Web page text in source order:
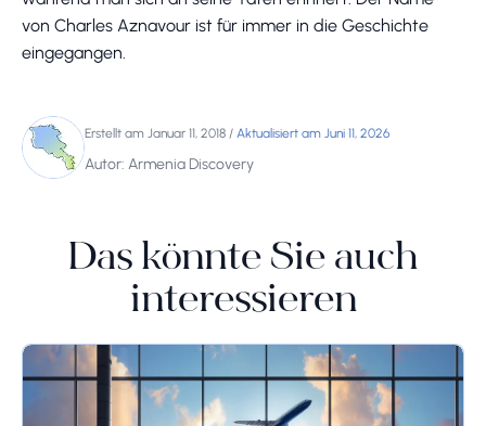
von Charles Aznavour ist für immer in die Geschichte
eingegangen.
Erstellt am Januar 11, 2018 / Aktualisiert am Juni 11, 2026
Autor: Armenia Discovery
Das könnte Sie auch
interessieren